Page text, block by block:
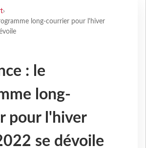
›
long-courrier pour l'hiver
: le
long-
pour l'hiver
se dévoile